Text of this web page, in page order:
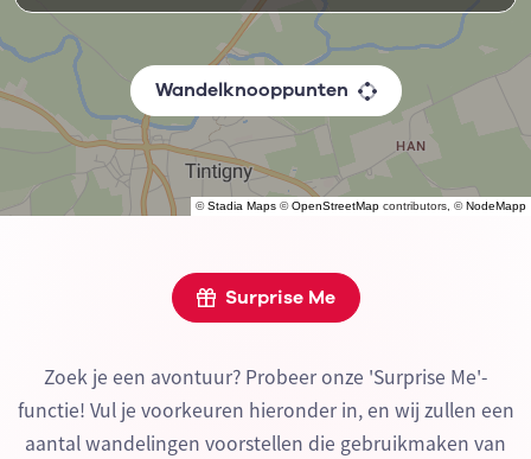
©Stadia Maps ©OpenStreetMap contributors, ©NodeMapp
Wandelknooppunten
Surprise Me
Zoek je een avontuur? Probeer onze 'Surprise Me'-
functie! Vul je voorkeuren hieronder in, en wij zullen een
aantal wandelingen voorstellen die gebruikmaken van